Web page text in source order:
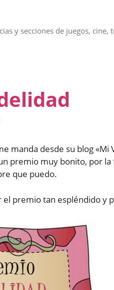
y secciones de juegos,
manda desde su blog
premio muy bonito, por
que puedo.
el premio tan espléndido y